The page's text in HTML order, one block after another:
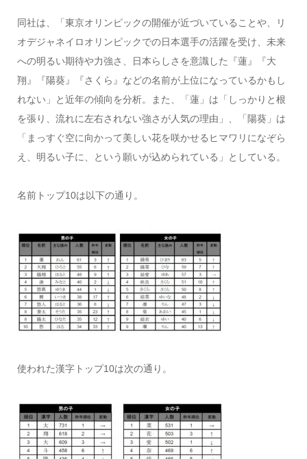
同社は、「東京オリンピックの開催が近づいていることや、リ
オデジャネイロオリンピックでの日本選手の活躍を受け、未来
への明るい期待や力強さ、日本らしさを意識した『蓮』『大
翔』『陽葵』『さくら』などの名前が上位になっているかもし
れない」と近年の傾向を分析。また、「蓮」は「しっかりと根
を張り、流れに左右されない強さが人気の理由」、「陽葵」は
「まっすぐ空に向かって美しい花を咲かせるヒマワリになぞら
え、明るい子に、という願いが込められている」としている。
名前トップ10は以下の通り。
使われた漢字トップ10は次の通り。